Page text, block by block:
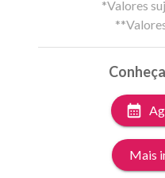
*Valores
Mais